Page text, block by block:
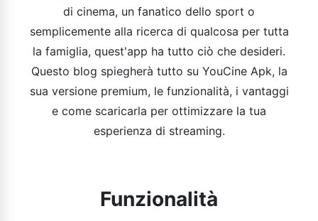
di cinema, un fanatico dello sport o
semplicemente alla ricerca di qualcosa per tutta
la famiglia, quest'app ha tutto ciò che desideri.
Questo blog spiegherà tutto su YouCine Apk, la
sua versione premium, le funzionalità, i vantaggi
e come scaricarla per ottimizzare la tua
esperienza di streaming.
Funzionalità